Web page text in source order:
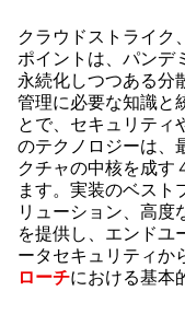
クラウドストライク
ポイントは、パンデ
永続化しつつある分
管理に必要な知識と
とで、セキュリティ
のテクノロジーは、
クチャの中核を成す
ます。実装のベスト
リューション、高度
を提供し、エンドユ
ータセキュリティか
ローチにおける基本